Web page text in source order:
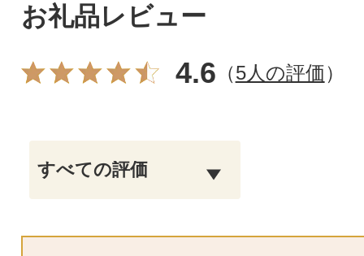
お礼品レビュー
4.6 （5人の評価）